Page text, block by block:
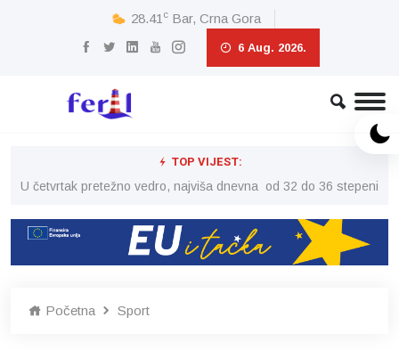
28.41 c Bar, Crna Gora
6 Aug. 2026.
TOP VIJEST:
U četvrtak pretežno vedro, najviša dnevna od 32 do 36 stepeni
Početna Sport